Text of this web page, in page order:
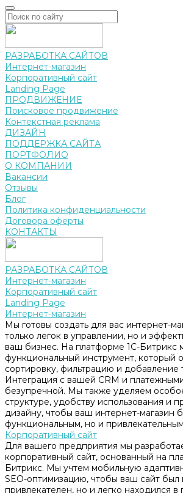
РАЗРАБОТКА САЙТОВ
Интернет-магазин
Корпоративный сайт
Landing Page
ПРОДВИЖЕНИЕ
Поисковое продвижение
Контекстная реклама
ДИЗАЙН
ПОДДЕРЖКА САЙТА
ПОРТФОЛИО
О КОМПАНИИ
Вакансии
Отзывы
Блог
Политика конфиденциальности
Договора оферты
КОНТАКТЫ
РАЗРАБОТКА САЙТОВ
Интернет-магазин
Корпоративный сайт
Landing Page
Интернет-магазин
Мы готовы создать для вас интернет-
только легок в управлении, но и
ваш бизнес. На платформе 1С-Битрикс
функциональный инструмент, который
сортировку, фильтрацию и добавление
Интеграция с вашей CRM и
безупречной. Мы также уделяем
структуре, удобству использования и
дизайну, чтобы ваш интернет-магазин
функциональным, но и
Корпоративный сайт
Для вашего предприятия мы
корпоративный сайт, основанный на
Битрикс. Мы учтем мобильную
SEO-оптимизацию, чтобы ваш сайт был
привлекателен, но и легко находился в